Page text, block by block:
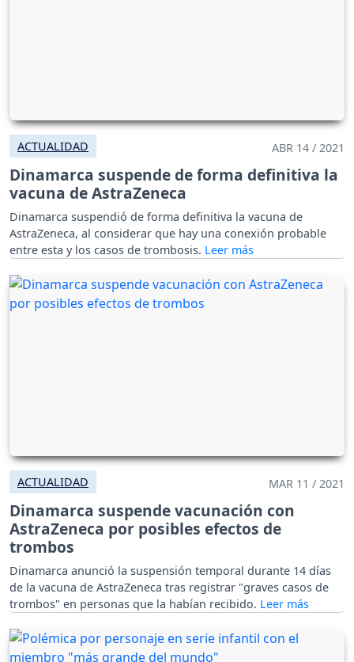
ACTUALIDAD ABR 14 / 2021
Dinamarca suspende de forma definitiva la
vacuna de AstraZeneca
Dinamarca suspendió de forma definitiva la vacuna de
AstraZeneca, al considerar que hay una conexión probable
entre esta y los casos de trombosis.
ACTUALIDAD MAR 11 / 2021
Dinamarca suspende vacunación con
AstraZeneca por posibles efectos de
trombos
Dinamarca anunció la suspensión temporal durante 14 días
de la vacuna de AstraZeneca tras registrar "graves casos de
trombos" en personas que la habían recibido.